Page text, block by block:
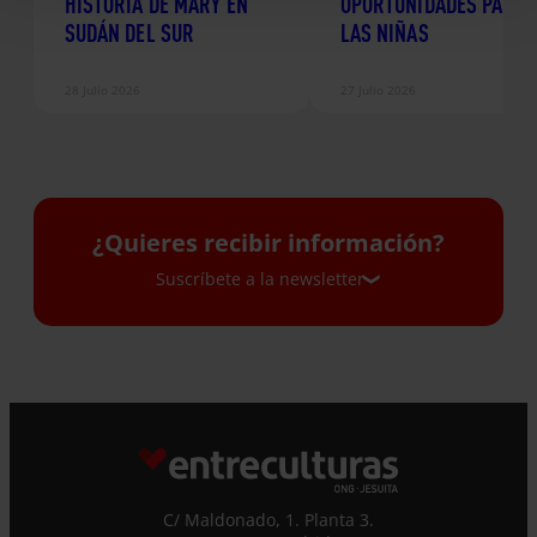
SUDÁN DEL SUR
LAS NIÑAS
¿Quieres recibir información?
Suscríbete a la newsletter
y los correos puntuales en los que te
ofrecemos información, no dejes de completar
este formulario. Al instante, te daremos de
alta en nuestra base de datos y podrás estar
C/ Maldonado, 1. Planta 3.